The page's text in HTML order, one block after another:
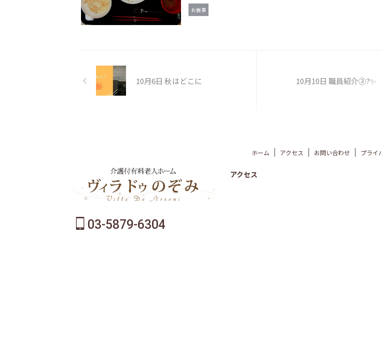
お食事
10月6日 秋はどこに 10月10日 職員紹介③?✨
ホーム アクセス お問い合わせ プライ
アクセス
03-5879-6304